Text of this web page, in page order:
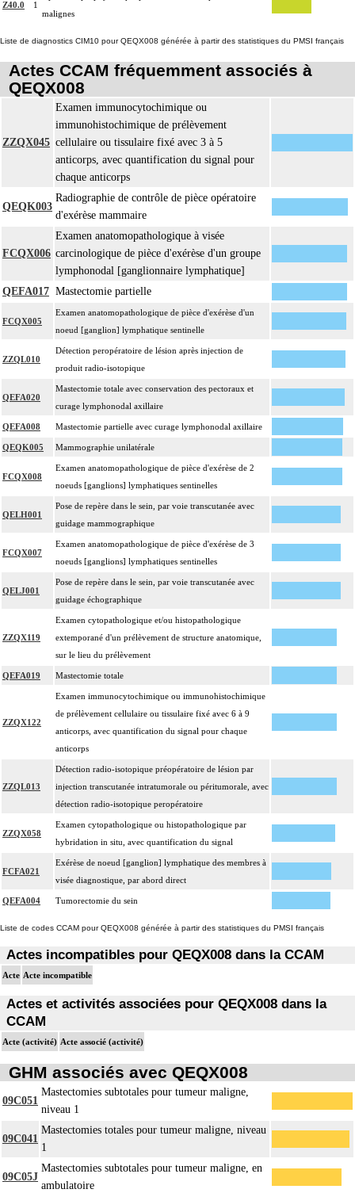
16.2.6
La pièce d'exérèse pour examen anatomopathologique à visée carcinologique
inclut :
les structures anatomiques ayant un rapport de continuité ou de contiguïté
[organes de voisinage] quel qu'en soit le nombre
les éventuelles recoupes
les noeuds [ganglions] lymphatiques ou groupes lymphonodaux
[ganglionnaires lymphatiques] satellites non différenciés par le préleveur
16.2.6
l'intervention ou de l'examen anatomopathologique
découverte fortuite lors de l'examen anatomopathologique
16.2.6
Facturation :
un seul acte peut être facturé que l'exérèse soit monobloc ou en fragments non
différenciés par le préleveur, partielle ou totale, pour chaque structure
anatomique
À l'exclusion de : actes spécifiques sur
- la paupière et le sourcil (cf chapitre 02)
- l'auricule (cf chapitre 03)
- le nez (cf chapitre 06)
- la lèvre (cf chapitre 07)
- les organes génitaux externes et le périnée (cf chapitre 08)
16
Par atteinte superficielle [susfasciale] de la peau, on entend : toute atteinte de
[fasciale] ou le dépassant [sousfasciale].
Z40.0 1
malignes
Liste de diagnostics CIM10 pour QEQX008 générée à partir des statistiques du PMSI français
Actes CCAM fréquemment associés à
QEQX008
ZZQX045
Examen immunocytochimique ou
immunohistochimique de prélèvement
cellulaire ou tissulaire fixé avec 3 à 5
anticorps, avec quantification du signal pour
chaque anticorps
QEQK003
Radiographie de contrôle de pièce opératoire
d'exérèse mammaire
FCQX006
Examen anatomopathologique à visée
carcinologique de pièce d'exérèse d'un groupe
lymphonodal [ganglionnaire lymphatique]
QEFA017 Mastectomie partielle
FCQX005
Examen anatomopathologique de pièce d'exérèse d'un
noeud [ganglion] lymphatique sentinelle
ZZQL010
Détection peropératoire de lésion après injection de
produit radio-isotopique
QEFA020
Mastectomie totale avec conservation des pectoraux et
curage lymphonodal axillaire
QEFA008 Mastectomie partielle avec curage lymphonodal axillaire
QEQK005 Mammographie unilatérale
FCQX008
Examen anatomopathologique de pièce d'exérèse de 2
noeuds [ganglions] lymphatiques sentinelles
QELH001
Pose de repère dans le sein, par voie transcutanée avec
guidage mammographique
FCQX007
Examen anatomopathologique de pièce d'exérèse de 3
noeuds [ganglions] lymphatiques sentinelles
QELJ001
Pose de repère dans le sein, par voie transcutanée avec
guidage échographique
ZZQX119
Examen cytopathologique et/ou histopathologique
extemporané d'un prélèvement de structure anatomique,
sur le lieu du prélèvement
QEFA019 Mastectomie totale
ZZQX122
Examen immunocytochimique ou immunohistochimique
de prélèvement cellulaire ou tissulaire fixé avec 6 à 9
anticorps, avec quantification du signal pour chaque
anticorps
ZZQL013
Détection radio-isotopique préopératoire de lésion par
injection transcutanée intratumorale ou péritumorale, avec
détection radio-isotopique peropératoire
ZZQX058
Examen cytopathologique ou histopathologique par
hybridation in situ, avec quantification du signal
FCFA021
Exérèse de noeud [ganglion] lymphatique des membres à
visée diagnostique, par abord direct
QEFA004 Tumorectomie du sein
Liste de codes CCAM pour QEQX008 générée à partir des statistiques du PMSI français
Actes incompatibles pour QEQX008 dans la CCAM
Acte Acte incompatible
Actes et activités associées pour QEQX008 dans la
CCAM
Acte (activité) Acte associé (activité)
GHM associés avec QEQX008
09C051
Mastectomies subtotales pour tumeur maligne,
niveau 1
09C041
Mastectomies totales pour tumeur maligne, niveau
1
09C05J
Mastectomies subtotales pour tumeur maligne, en
ambulatoire